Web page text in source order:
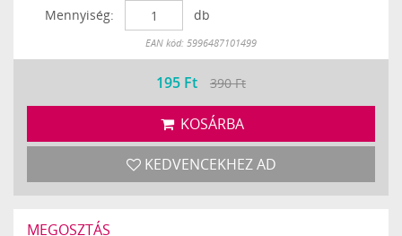
Mennyiség: db
Készleten
EAN kód: 5996487101499
195 Ft 390 Ft
KOSÁRBA
KEDVENCEKHEZ AD
MEGOSZTÁS